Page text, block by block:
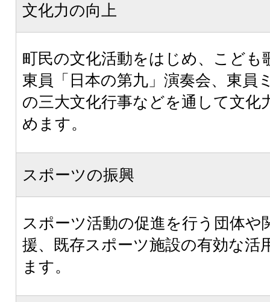
文化力の向上
町民の文化活動をはじめ、こども
東員「日本の第九」演奏会、東員
の三大文化行事などを通して文化
めます。
スポーツの振興
スポーツ活動の促進を行う団体や
援、既存スポーツ施設の有効な活
ます。